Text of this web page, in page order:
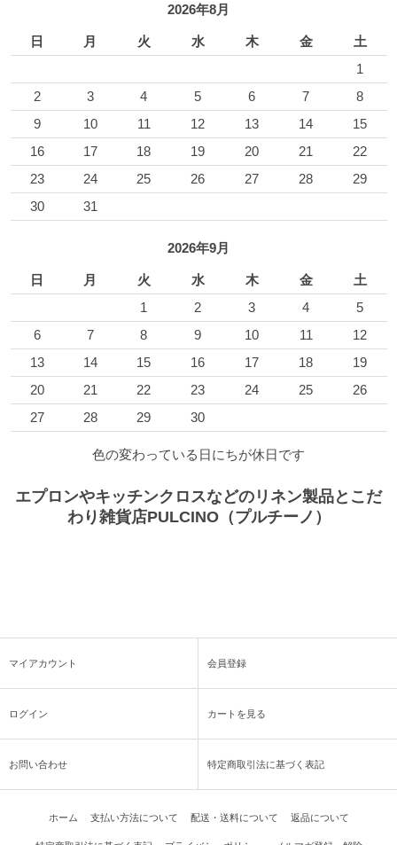
2026年8月
日 月 火 水 木 金
土
1
2
3 4 5 6 7
8
9
10 11 12 13 14
15
16
17 18 19 20 21
22
23
24 25 26 27 28
29
30
31
2026年9月
日 月 火 水 木 金
土
1
2 3 4
5
6
7 8 9 10 11
12
13
14 15 16 17 18
19
20
21 22 23 24 25
26
27
28 29 30
色の変わっている日にちが休日です
エプロンやキッチンクロスなどのリネン製品とこだ
わり雑貨店PULCINO（プルチーノ）
マイアカウント 会員登録
ログイン カートを見る
お問い合わせ 特定商取引法に基づく表記
ホーム 支払い方法について 配送・送料について 返品について